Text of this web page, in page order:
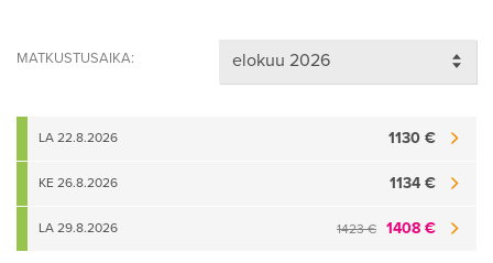
MATKUSTUSAIKA:
1130 €
LA 22.8.2026
1134 €
KE 26.8.2026
1423 € 1408 €
LA 29.8.2026